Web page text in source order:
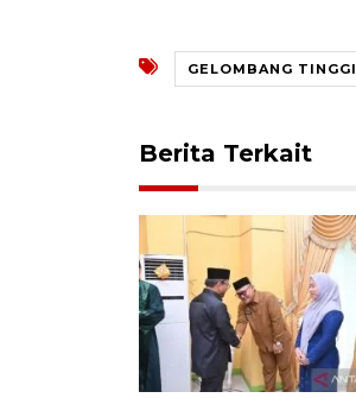
GELOMBANG TINGGI
Berita Terkait